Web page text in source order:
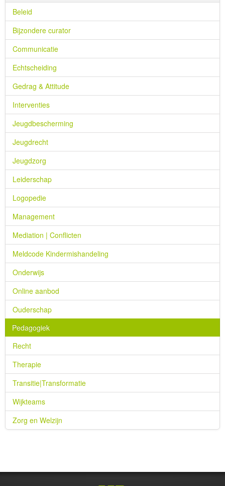
Beleid
Bijzondere curator
Communicatie
Echtscheiding
Gedrag & Attitude
Interventies
Jeugdbescherming
Jeugdrecht
Jeugdzorg
Leiderschap
Logopedie
Management
Mediation | Conflicten
Meldcode Kindermishandeling
Onderwijs
Online aanbod
Ouderschap
Pedagogiek
Recht
Therapie
Transitie|Transformatie
Wijkteams
Zorg en Welzijn